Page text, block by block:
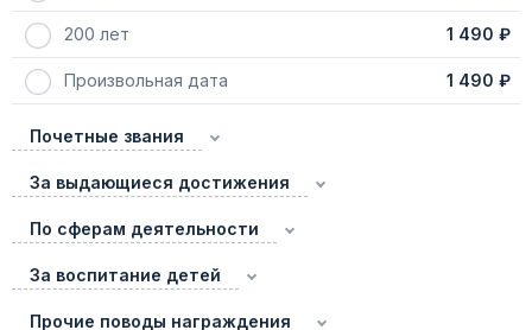
200 лет 1 490 ₽
Произвольная дата 1 490 ₽
Почетные звания
За выдающиеся достижения
По сферам деятельности
За воспитание детей
Прочие поводы награждения